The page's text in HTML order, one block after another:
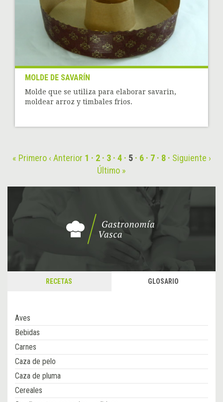
MOLDE DE SAVARÍN
Molde que se utiliza para elaborar savarin,
moldear arroz y timbales frios.
« Primero ‹ Anterior 1 2 3 4 5 6 7 8
Siguiente ›
Último »
RECETAS GLOSARIO
Aves
Bebidas
Carnes
Caza de pelo
Caza de pluma
Cereales